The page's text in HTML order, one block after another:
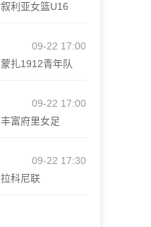
叙利亚女篮U16
09-22 17:00
蒙扎1912青年队
09-22 17:00
丰富府里女足
09-22 17:30
拉科尼联